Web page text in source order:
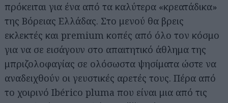
πρόκειται για ένα από τα καλύτερα «κρεατάδικα»
της Βόρειας Ελλάδας. Στο μενού θα βρεις
εκλεκτές και premium κοπές από όλο τον κόσμο
για να σε εισάγουν στο απαιτητικό άθλημα της
μπριζολοφαγίας σε ολόσωστα ψησίματα ώστε να
αναδειχθούν οι γευστικές αρετές τους. Πέρα από
το χοιρινό Ibérico pluma που είναι μια από τις